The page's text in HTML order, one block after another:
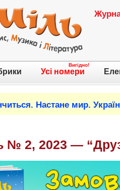
Усі номери
Вигідно!
Настане мир.
№ 2, 2023 —